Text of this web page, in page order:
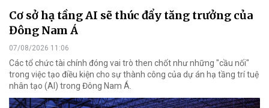
Cơ sở hạ tầng AI sẽ thúc đẩy tăng trưởng của
Đông Nam Á
07/08/2026 11:06
Các tổ chức tài chính đóng vai trò then chốt như những "cầu nối"
trong việc tạo điều kiện cho sự thành công của dự án hạ tầng trí tuệ
nhân tạo (AI) trong Đông Nam Á.